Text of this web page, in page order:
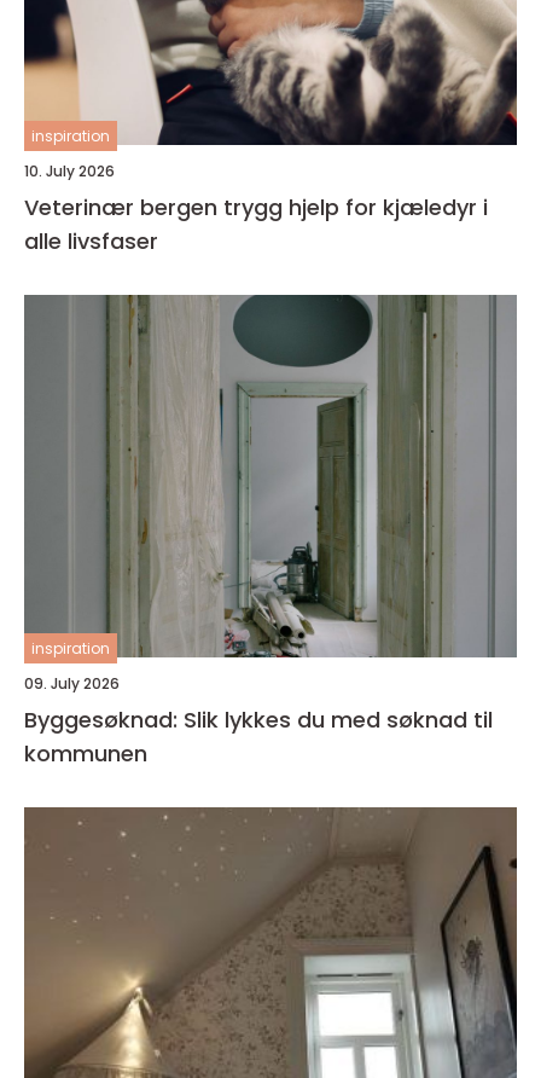
inspiration
10. July 2026
Veterinær bergen trygg hjelp for kjæledyr i
alle livsfaser
inspiration
09. July 2026
Byggesøknad: Slik lykkes du med søknad til
kommunen